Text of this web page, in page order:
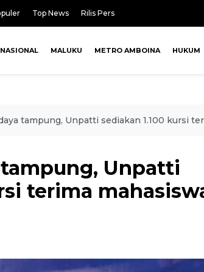
Top News Rilis Pers
NASIONAL MALUKU METRO AMBOINA HUKUM
tampung, Unpatti sediakan 1.100 kursi
Unpatti
terima